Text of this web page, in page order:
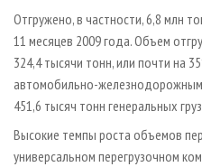
Отгружено, в частности, 6,8 млн
11 месяцев 2009 года. Объем
324,4 тысячи тонн, или почти на
автомобильно-
451,6 тысяч тонн генеральных
Высокие темпы роста объемов
универсальном перегрузочном